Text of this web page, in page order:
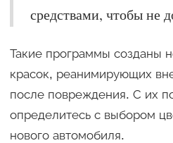
средствами, чтобы не
Такие программы созданы
красок, реанимирующих
после повреждения. С их
определитесь с выбором
нового автомобиля.